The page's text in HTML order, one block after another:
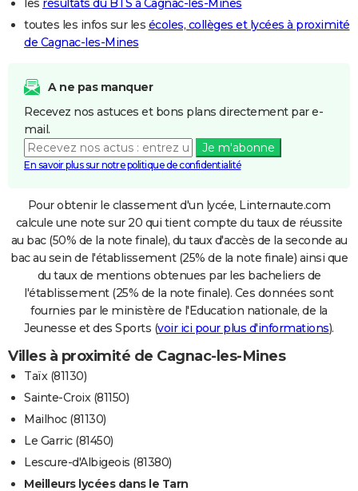
les résultats du BTS à Cagnac-les-Mines
toutes les infos sur les écoles, collèges et lycées à proximité
de Cagnac-les-Mines
A ne pas manquer
Recevez nos astuces et bons plans directement par e-
mail.
Je m'abonne
En savoir plus sur notre politique de confidentialité
Pour obtenir le classement d'un lycée, Linternaute.com
calcule une note sur 20 qui tient compte du taux de réussite
au bac (50% de la note finale), du taux d'accès de la seconde au
bac au sein de l'établissement (25% de la note finale) ainsi que
du taux de mentions obtenues par les bacheliers de
l'établissement (25% de la note finale). Ces données sont
fournies par le ministère de l'Education nationale, de la
Jeunesse et des Sports (voir ici pour plus d'informations).
Villes à proximité de Cagnac-les-Mines
Taïx (81130)
Sainte-Croix (81150)
Mailhoc (81130)
Le Garric (81450)
Lescure-d'Albigeois (81380)
Meilleurs lycées dans le Tarn